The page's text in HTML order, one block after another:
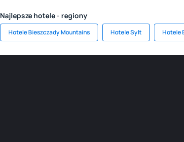
Najlepsze hotele - regiony
Hotele Bieszczady Mountains Hotele Sylt Hotele